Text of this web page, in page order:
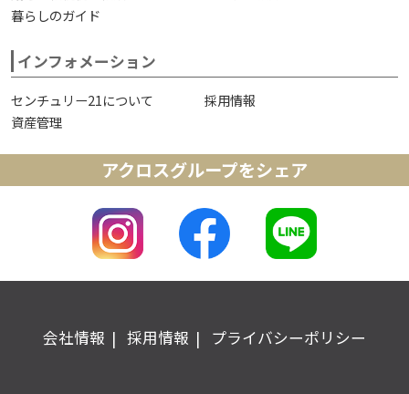
暮らしのガイド
インフォメーション
センチュリー21について
採用情報
資産管理
アクロスグループをシェア
会社情報 採用情報 プライバシーポリシー